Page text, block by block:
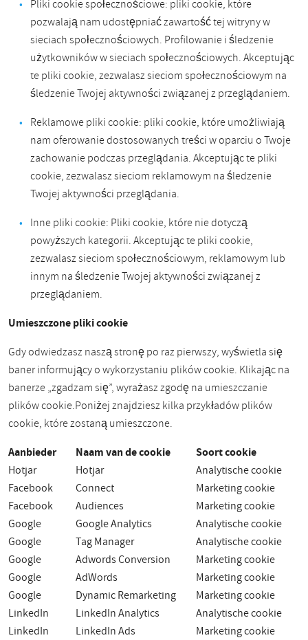
Pliki cookie społecznościowe: pliki cookie, które
pozwalają nam udostępniać zawartość tej witryny w
sieciach społecznościowych. Profilowanie i śledzenie
użytkowników w sieciach społecznościowych. Akceptując
te pliki cookie, zezwalasz sieciom społecznościowym na
śledzenie Twojej aktywności związanej z przeglądaniem.
Reklamowe pliki cookie: pliki cookie, które umożliwiają
nam oferowanie dostosowanych treści w oparciu o Twoje
zachowanie podczas przeglądania. Akceptując te pliki
cookie, zezwalasz sieciom reklamowym na śledzenie
Twojej aktywności przeglądania.
Inne pliki cookie: Pliki cookie, które nie dotyczą
powyższych kategorii. Akceptując te pliki cookie,
zezwalasz sieciom społecznościowym, reklamowym lub
innym na śledzenie Twojej aktywności związanej z
przeglądaniem.
Umieszczone pliki cookie
Gdy odwiedzasz naszą stronę po raz pierwszy, wyświetla się
baner informujący o wykorzystaniu plików cookie. Klikając na
banerze „zgadzam się”, wyrażasz zgodę na umieszczanie
plików cookie.Poniżej znajdziesz kilka przykładów plików
cookie, które zostaną umieszczone.
Aanbieder Naam van de cookie Soort cookie
Hotjar Hotjar
Analytische cookie
Facebook
Connect
Marketing cookie
Facebook
Audiences
Marketing cookie
Google
Google Analytics
Analytische cookie
Google
Tag Manager
Analytische cookie
Google
Adwords Conversion
Marketing cookie
Google
AdWords
Marketing cookie
Google
Dynamic Remarketing
Marketing cookie
LinkedIn
LinkedIn Analytics
Analytische cookie
LinkedIn
LinkedIn Ads
Marketing cookie